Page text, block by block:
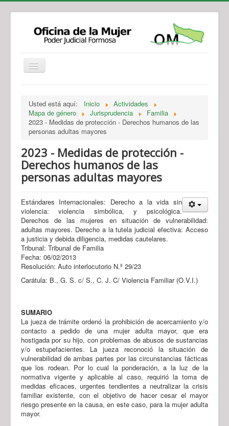
Legislación
Novedades
Recursos y Servicios de Atención
Contacto
Usted está aquí: Inicio
Actividades
Mapa de género
Jurisprudencia
Familia
2023 - Medidas de protección - Derechos humanos de las
personas adultas mayores
2023 - Medidas de protección -
Derechos humanos de las
personas adultas mayores
Estándares Internacionales: Derecho a la vida sin
violencia: violencia simbólica, y psicológica.
Derechos de las mujeres en situación de vulnerabilidad:
adultas mayores. Derecho a la tutela judicial efectiva: Acceso
a justicia y debida diligencia, medidas cautelares.
Tribunal: Tribunal de Familia
Fecha: 06/02/2013
Resolución: Auto interlocutorio N.º 29/23
Carátula: B., G. S. c/ S., C. J. C/ Violencia Familiar (O.V.I.)
SUMARIO
La jueza de trámite ordenó la prohibición de acercamiento y/o
contacto a pedido de una mujer adulta mayor, que era
hostigada por su hijo, con problemas de abusos de sustancias
y/o estupefacientes. La jueza reconoció la situación de
vulnerabilidad de ambas partes por las circunstancias fácticas
que los rodean. Por lo cual la ponderación, a la luz de la
normativa vigente y aplicable al caso, requirió la toma de
medidas eficaces, urgentes tendientes a neutralizar la crisis
familiar existente, con el objetivo de hacer cesar el mayor
riesgo presente en la causa, en este caso, para la mujer adulta
mayor.